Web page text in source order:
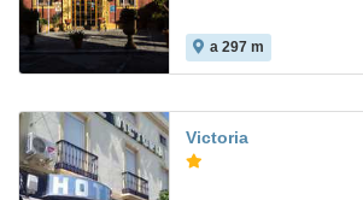
a 297 m
Victoria